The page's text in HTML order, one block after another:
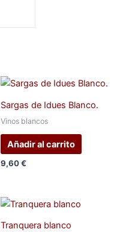
Sargas de Idues Blanco.
Vinos blancos
Añadir al carrito
9,60€
Tranquera blanco